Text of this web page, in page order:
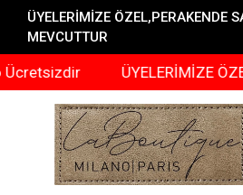
ÜYELERİMİZE ÖZEL,PERAKENDE
MEVCUTTUR
ÜYELERİMİZE